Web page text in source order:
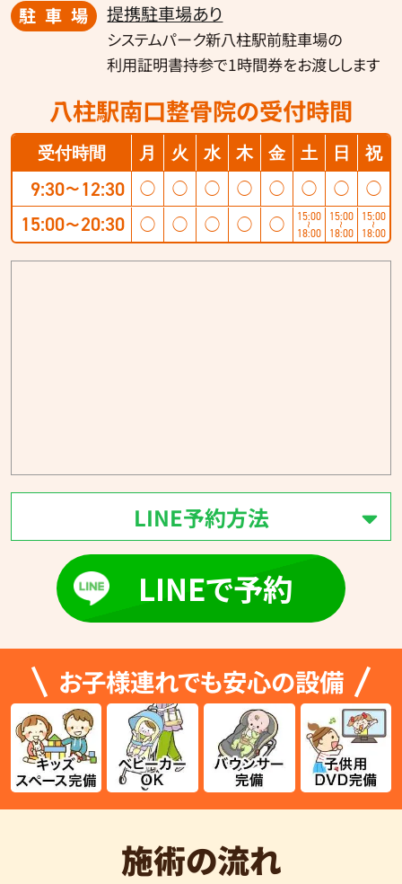
駐車場
提携駐車場あり
システムパーク新八柱駅前駐車場の
利用証明書持参で1時間券をお渡しします
八柱駅南口整骨院の受付時間
受付時間 月 火 水 木 金 土 日 祝
9:30〜 12:30 ◯ ◯ ◯ ◯ ◯ ◯ ◯ ◯
15:00〜20:30 ◯ ◯ ◯ ◯ ◯ 15:00
〜
18:00
15:00
〜
18:00
15:00
〜
18:00
LINE予約方法
LINEで予約
お子様連れでも安心の設備
施術の流れ